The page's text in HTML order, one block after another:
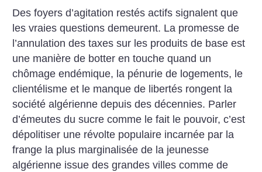
Des foyers d’agitation restés actifs signalent que
les vraies questions demeurent. La promesse de
l’annulation des taxes sur les produits de base est
une manière de botter en touche quand un
chômage endémique, la pénurie de logements, le
clientélisme et le manque de libertés rongent la
société algérienne depuis des décennies. Parler
d’émeutes du sucre comme le fait le pouvoir, c’est
dépolitiser une révolte populaire incarnée par la
frange la plus marginalisée de la jeunesse
algérienne issue des grandes villes comme de